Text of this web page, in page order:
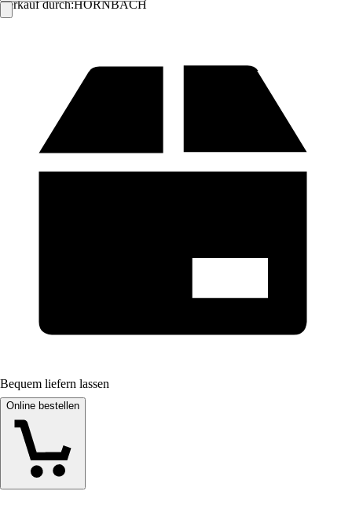
Verkauf durch:HORNBACH
Bequem liefern lassen
Online bestellen